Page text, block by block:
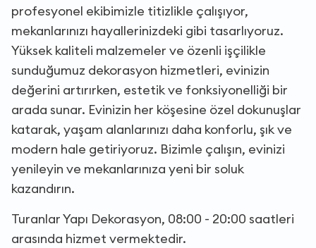
profesyonel ekibimizle titizlikle çalışıyor,
mekanlarınızı hayallerinizdeki gibi tasarlıyoruz.
Yüksek kaliteli malzemeler ve özenli işçilikle
sunduğumuz dekorasyon hizmetleri, evinizin
değerini artırırken, estetik ve fonksiyonelliği bir
arada sunar. Evinizin her köşesine özel dokunuşlar
katarak, yaşam alanlarınızı daha konforlu, şık ve
modern hale getiriyoruz. Bizimle çalışın, evinizi
yenileyin ve mekanlarınıza yeni bir soluk
kazandırın.
Turanlar Yapı Dekorasyon, 08:00 - 20:00 saatleri
arasında hizmet vermektedir.